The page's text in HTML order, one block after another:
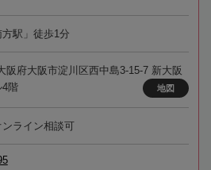
駅」徒歩1分
阪府大阪市淀川区西中島3-15-7 新大阪
4階
地図
ライン相談可